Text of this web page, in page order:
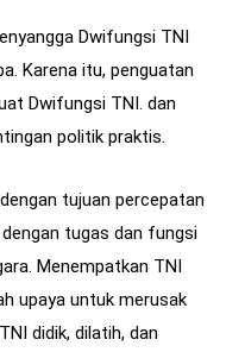
Dwifungsi TNI
Karena itu, penguatan
Dwifungsi TNI. dan
politik praktis.
tujuan percepatan
tugas dan fungsi
Menempatkan TNI
upaya untuk merusak
didik, dilatih, dan